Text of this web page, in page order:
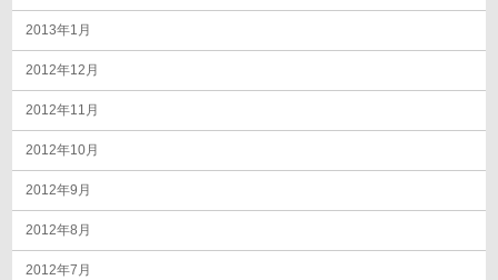
2013年1月
2012年12月
2012年11月
2012年10月
2012年9月
2012年8月
2012年7月